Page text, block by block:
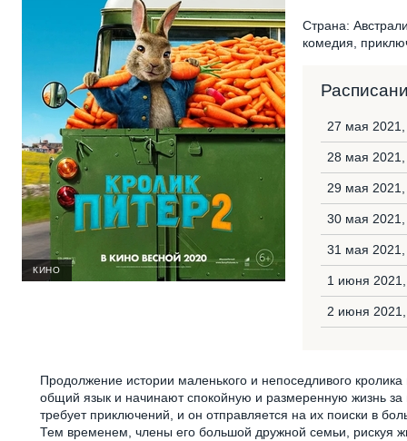
КИНО
Страна:
комедия,
27 мая 2021,
28 мая
29 мая
30 мая 2021,
31 мая
1 июня
2 июня
Продолжение истории маленького и непоседливого
общий язык и начинают спокойную и размеренную жизнь
требует приключений, и он отправляется на их поиски в
Тем временем, члены его большой дружной семьи, рискуя